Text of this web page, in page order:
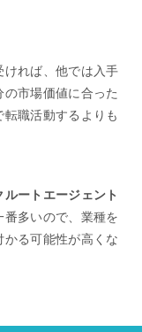
ければ、他では入手
市場価値に合った
職活動するよりも
ルートエージェント
多いので、業種を
る可能性が高くな